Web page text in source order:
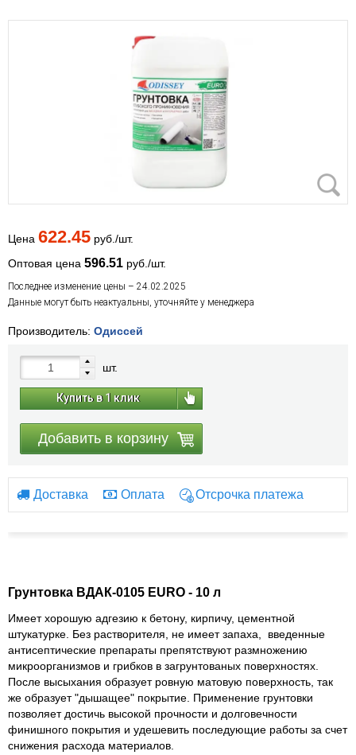
Цена 622.45 руб./шт.
Оптовая цена 596.51 руб./шт.
Последнее изменение цены – 24.02.2025
Данные могут быть неактуальны, уточняйте у менеджера
Производитель: Одиссей
шт.
Купить в 1 клик
Добавить в корзину
Доставка Оплата Отсрочка платежа
Грунтовка ВДАК-0105 EURO - 10 л
Имеет хорошую адгезию к бетону, кирпичу, цементной
штукатурке. Без растворителя, не имеет запаха,
введенные
антисептические препараты препятствуют размножению
микроорганизмов и грибков в загрунтованых поверхностях.
После высыхания образует ровную матовую поверхность, так
же образует "дышащее" покрытие. Применение грунтовки
позволяет достичь высокой прочности и долговечности
финишного покрытия и удешевить последующие работы за счет
снижения расхода материалов.